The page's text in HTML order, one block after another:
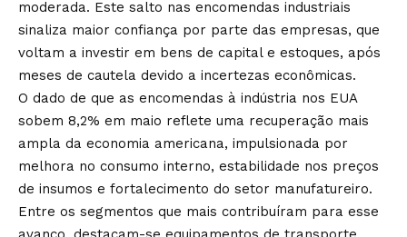
moderada. Este salto nas encomendas industriais
sinaliza maior confiança por parte das empresas, que
voltam a investir em bens de capital e estoques, após
meses de cautela devido a incertezas econômicas.
O dado de que as encomendas à indústria nos EUA
sobem 8,2% em maio reflete uma recuperação mais
ampla da economia americana, impulsionada por
melhora no consumo interno, estabilidade nos preços
de insumos e fortalecimento do setor manufatureiro.
Entre os segmentos que mais contribuíram para esse